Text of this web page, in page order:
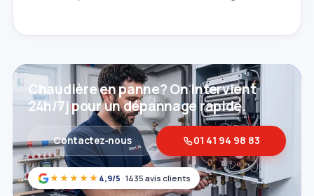
★★★★★ 4,9/5 · 1435 avis clients
Chaudière en panne? On intervient
24h/7j pour un dépannage rapide.
Contactez‑nous 01 41 94 98 83